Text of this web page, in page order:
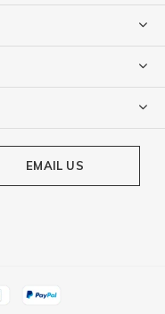
EMAIL US